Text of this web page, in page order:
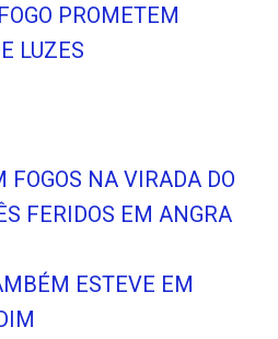
PROMETEM
LUZES
FOGOS NA VIRADA DO
FERIDOS EM ANGRA
ESTEVE EM